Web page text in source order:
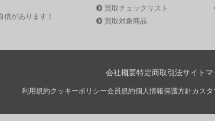
があります！
買取チェックリスト
買取対象商品
会社概要特定商取引法サイトマ
利用規約クッキーポリシー会員規約個人情報保護方針カス